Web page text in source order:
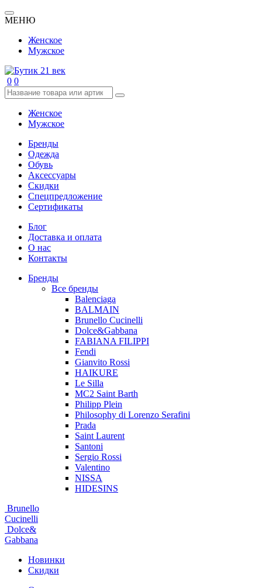
МЕНЮ
Женское
Мужское
0 0
Женское
Мужское
Бренды
Одежда
Обувь
Аксессуары
Скидки
Спецпредложение
Сертификаты
Блог
Доставка и оплата
О нас
Контакты
Бренды
Все бренды
Balenciaga
BALMAIN
Brunello Cucinelli
Dolce&Gabbana
FABIANA FILIPPI
Fendi
Gianvito Rossi
HAIKURE
Le Silla
MC2 Saint Barth
Philipp Plein
Philosophy di Lorenzo Serafini
Prada
Saint Laurent
Santoni
Sergio Rossi
Valentino
NISSA
HIDESINS
Brunello
Cucinelli
Dolce&
Gabbana
Новинки
Скидки